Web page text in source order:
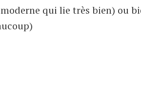
qui lie très bien) ou